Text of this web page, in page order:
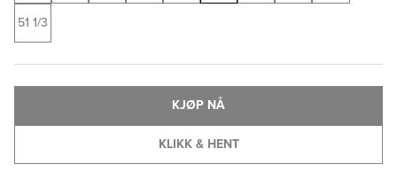
51 1/3
KLIKK & HENT
KJØP NÅ